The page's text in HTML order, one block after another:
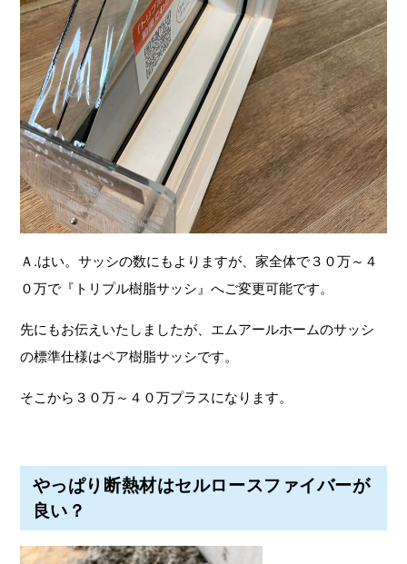
Ａ.はい。サッシの数にもよりますが、家全体で３０万～４
０万で『トリプル樹脂サッシ』へご変更可能です。
先にもお伝えいたしましたが、エムアールホームのサッシ
の標準仕様はペア樹脂サッシです。
そこから３０万～４０万プラスになります。
やっぱり断熱材はセルロースファイバーが
良い？